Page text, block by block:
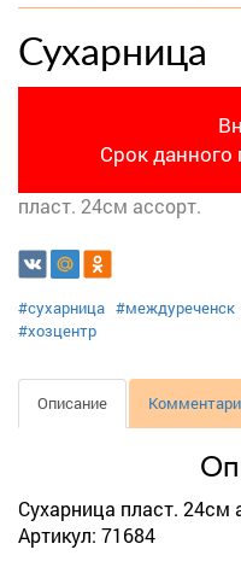
Сухарница
Срок данного
пласт. 24см ассорт.
#сухарница #междуреченск
#хозцентр
Описание
Сухарница пласт. 24см
Артикул: 71684